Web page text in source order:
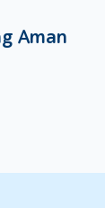
sekitarnya. Ia
Aman